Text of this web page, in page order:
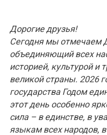
Дорогие друзья!
Сегодня мы отмечаем
объединяющий всех
историей, культурой и
великой страны. 2026
государства Годом
этот день особенно
сила – в единстве, в
языкам всех народов,